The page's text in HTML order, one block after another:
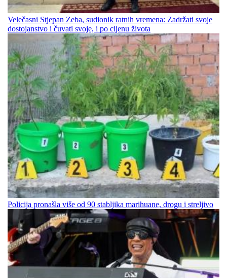
Velečasni Stjepan Zeba, sudionik ratnih vremena: Zadržati svoje
dostojanstvo i čuvati svoje, i po cijenu života
Policija pronašla više od 90 stabljika marihuane, drogu i streljivo